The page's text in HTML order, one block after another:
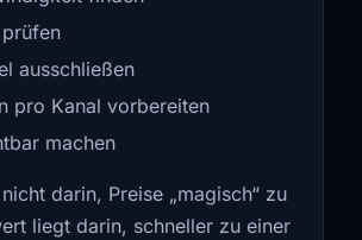
ausschließen
pro Kanal vorbereiten
machen
darin, Preise „magisch“ zu
liegt darin, schneller zu einer